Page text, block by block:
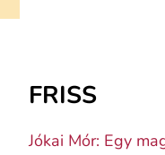
FRISS
Jókai Mór: Egy